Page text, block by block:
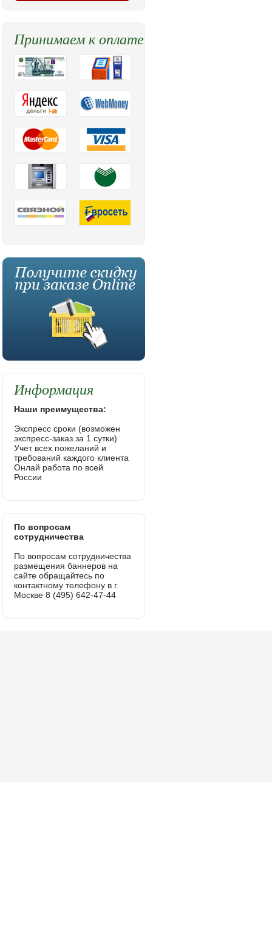
Принимаем к оплате
Информация
Наши преимущества:
Экспресс сроки (возможен
экспресс-заказ за 1 сутки)
Учет всех пожеланий и
требований каждого клиента
Онлай работа по всей
России
По вопросам
сотрудничества
По вопросам сотрудничества
размещения баннеров на
сайте обращайтесь по
контактному телефону в г.
Москве 8 (495) 642-47-44